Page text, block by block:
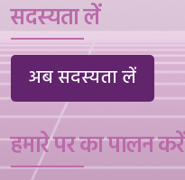
सदस्यता लें
अब सदस्यता लें
हमारे पर का पालन करें